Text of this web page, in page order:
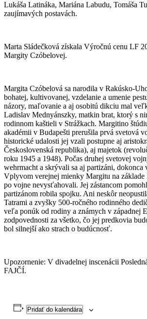
Lukáša Latináka, Mariána Labudu, Tomáša
zaujímavých postavách.
Marta Sládečková získala Výročnú cenu LF
Margity Czóbelovej.
Margita Czóbelová sa narodila v Rakúsko-
bohatej, kultivovanej, vzdelanie a umenie
názory, maľovanie a aj osobitú dikciu mal
Ladislav Mednyánszky, matkin brat, ktorý s
rodinnom kaštieli v Strážkach. Margitino
akadémii v Budapešti prerušila prvá svetová
historické udalosti jej vzali postupne aj
Československá republika), aj majetok
roku 1945 a 1948). Počas druhej svetovej
wehrmacht a skrývali sa aj partizáni, dokonca
Vplyvom verejnej mienky Margitu na základe
po vojne nevysťahovali. Jej zástancom
partizánom robila spojku. Ani neskôr
Tatrami a zvyšky 500-ročného rodinného
veľa ponúk od rodiny a známych v západnej
zodpovednosti za všetko, čo jej predkovia
bol silnejší ako strach o budúcnosť.
Upozornenie: V divadelnej inscenácii
FAJČÍ.
Pridať do kalendára